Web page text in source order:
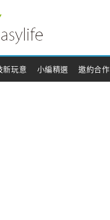
新玩意 小編精選 邀約合作